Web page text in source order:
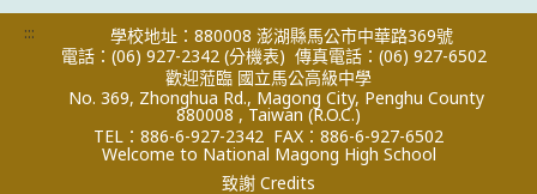
:::
學校地址：880008 澎湖縣馬公市中華路369號
電話：(06) 927-2342 (分機表) 傳真電話：(06) 927-6502
歡迎蒞臨 國立馬公高級中學
No. 369, Zhonghua Rd., Magong City, Penghu County
880008 , Taiwan (R.O.C.)
TEL：886-6-927-2342 FAX：886-6-927-6502
Welcome to National Magong High School
致謝 Credits